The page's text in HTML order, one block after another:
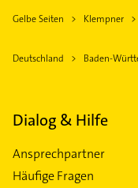
Gelbe Seiten Klempner
Deutschland Baden-
Dialog & Hilfe
Ansprechpartner
Häufige Fragen